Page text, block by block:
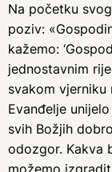
Na početku
poziv:
kažemo:
jednostavnim
svakom vjerniku
Evanđelje
svih Božjih
odozgor. Kakva
možemo